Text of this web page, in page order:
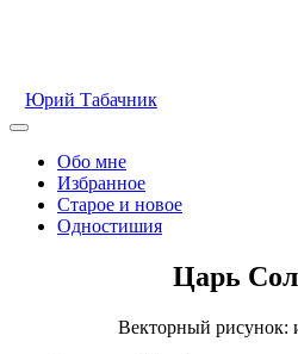
Юрий Табачник
Главное
Обо мне
Избранное
Старое и новое
Одностишия
Царь
Векторный рисунок: